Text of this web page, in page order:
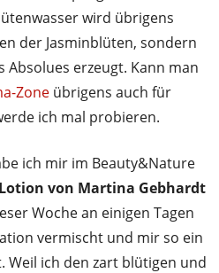
wird übrigens
der Jasminblüten, sondern
erzeugt. Kann man
Zone übrigens auch für
ich mal probieren.
ich mir im Beauty&Nature
Lotion von Martina Gebhardt
Woche an einigen Tagen
vermischt und mir so ein
Weil ich den zart blütigen und